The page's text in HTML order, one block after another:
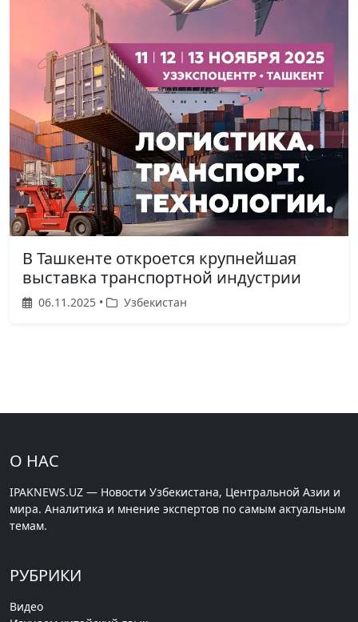
В Ташкенте откроется крупнейшая
выставка транспортной индустрии
06.11.2025 • Узбекистан
О НАС
IPAKNEWS.UZ — Новости Узбекистана, Центральной Азии и
мира. Аналитика и мнение экспертов по самым актуальным
темам.
РУБРИКИ
Видео